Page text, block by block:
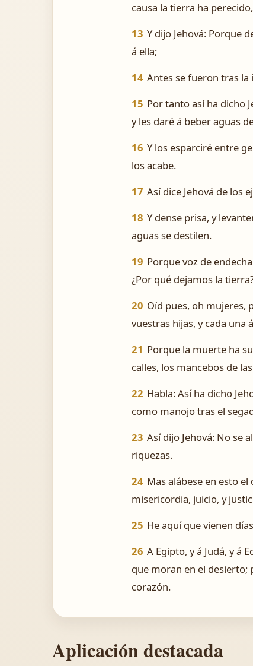
causa la tierra ha
13 Y dijo Jehová: Porque
á ella;
14 Antes se fueron tras la
15 Por tanto así ha dicho
y les daré á beber aguas
16 Y los esparciré entre
los acabe.
17 Así dice Jehová de los
18 Y dense prisa, y
aguas se destilen.
19 Porque voz de
¿Por qué dejamos la
20 Oíd pues, oh mujeres,
vuestras hijas, y cada una
21 Porque la muerte ha
calles, los mancebos de
22 Habla: Así ha dicho
como manojo tras el
23 Así dijo Jehová: No se
riquezas.
24 Mas alábese en esto
misericordia, juicio, y
25 He aquí que vienen
26 A Egipto, y á Judá, y á
que moran en el desierto;
corazón.
Aplicación destacada